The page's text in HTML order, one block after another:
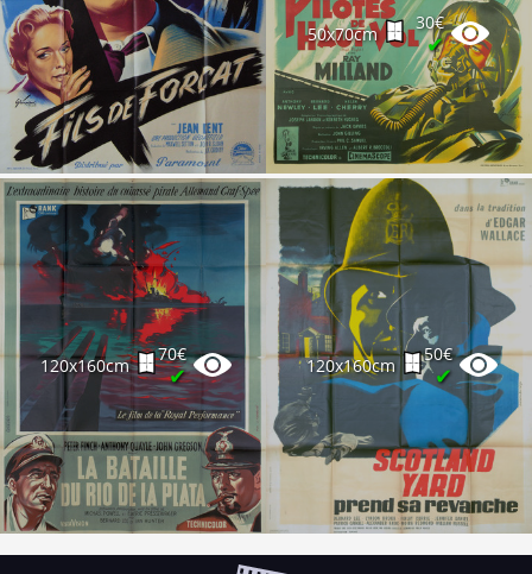
50x70cm
30€
✔
120x160cm
70€
✔ 120x160cm
50€
✔